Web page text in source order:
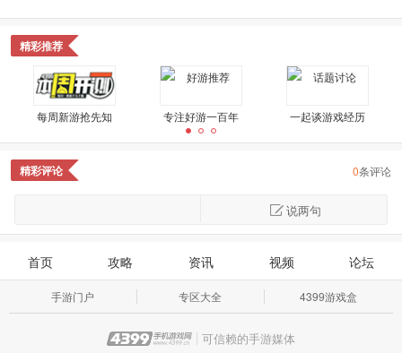
精彩推荐
每周新游抢先知 专注好游一百年 一起谈游戏经历
不是好玩就是奇葩
link二次元 周末宅世界 一周神回复
精彩评论 0条评论
说两句
首页 攻略 资讯 视频 论坛
手游门户 专区大全 4399游戏盒
可信赖的手游媒体